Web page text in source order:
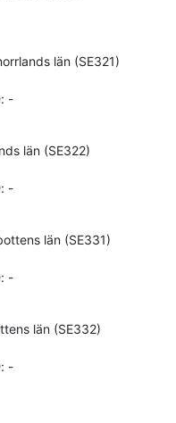
län (SE321)
: -
län (SE322)
: -
län (SE331)
: -
län (SE332)
: -